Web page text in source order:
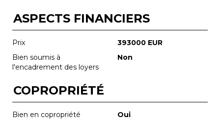
ASPECTS FINANCIERS
Prix
393000 EUR
Bien soumis à
l'encadrement des loyers
Non
COPROPRIÉTÉ
Bien en copropriété
Oui